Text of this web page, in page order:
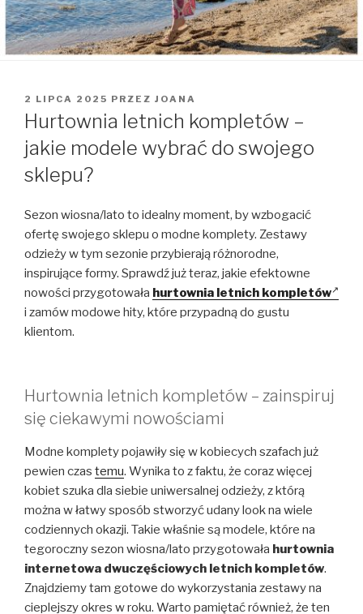
OPUBLIKOWANE
W
2 LIPCA 2025 PRZEZ JOANA
Hurtownia letnich kompletów –
jakie modele wybrać do swojego
sklepu?
Sezon wiosna/lato to idealny moment, by wzbogacić
ofertę swojego sklepu o modne komplety. Zestawy
odzieży w tym sezonie przybierają różnorodne,
inspirujące formy. Sprawdź już teraz, jakie efektowne
nowości przygotowała hurtownia letnich kompletów
i zamów modowe hity, które przypadną do gustu
klientom.
Hurtownia letnich kompletów – zainspiruj
się ciekawymi nowościami
Modne komplety pojawiły się w kobiecych szafach już
pewien czas temu. Wynika to z faktu, że coraz więcej
kobiet szuka dla siebie uniwersalnej odzieży, z którą
można w łatwy sposób stworzyć udany look na wiele
codziennych okazji. Takie właśnie są modele, które na
tegoroczny sezon wiosna/lato przygotowała hurtownia
internetowa dwuczęściowych letnich kompletów.
Znajdziemy tam gotowe do wykorzystania zestawy na
cieplejszy okres w roku. Warto pamiętać również, że ten